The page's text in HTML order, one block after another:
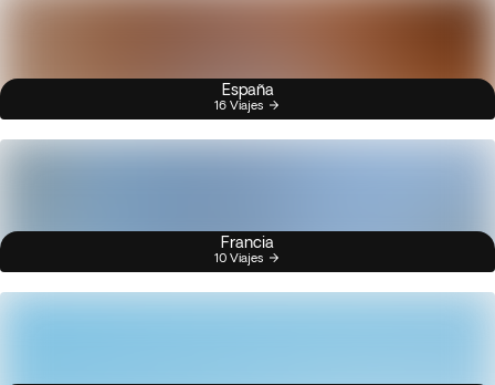
España
16 Viajes
Francia
10 Viajes